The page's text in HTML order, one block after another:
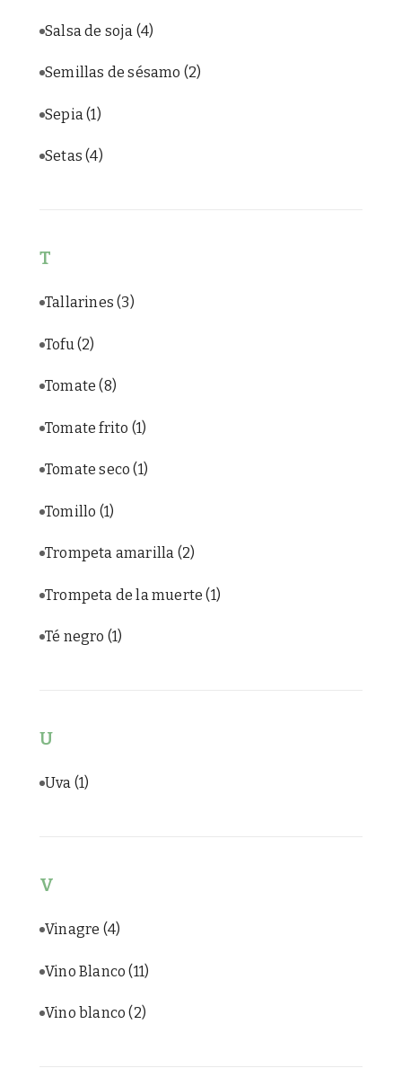
Salsa de soja (4)
Semillas de sésamo (2)
Sepia(1)
Setas(4)
T
Tallarines(3)
Tofu (2)
Tomate(8)
Tomate frito (1)
Tomate seco(1)
Tomillo (1)
Trompeta amarilla (2)
Trompeta de la muerte(1)
Té negro (1)
U
Uva (1)
V
Vinagre (4)
Vino Blanco(11)
Vino blanco(2)